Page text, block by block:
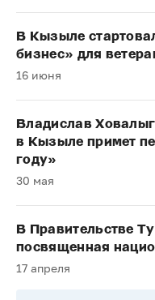
В Кызыле
бизнес» для
16 июня
Владислав
в Кызыле примет
году»
30 мая
В Правительстве
посвященная
17 апреля